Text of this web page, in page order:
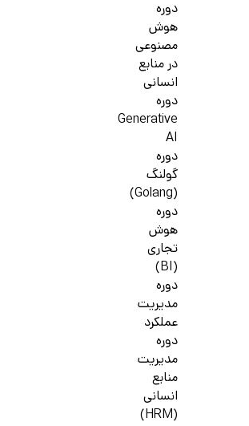
دوره
هوش
مصنوعی
در منابع
انسانی
دوره
Generative
AI
دوره
گولنگ
(Golang)
دوره
هوش
تجاری
(BI)
دوره
مدیریت
عملکرد
دوره
مدیریت
منابع
انسانی
(HRM)